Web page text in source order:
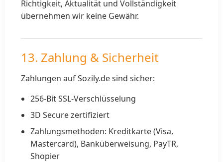
Richtigkeit, Aktualität und Vollständigkeit
übernehmen wir keine Gewähr.
13. Zahlung & Sicherheit
Zahlungen auf Sozily.de sind sicher:
256-Bit SSL-Verschlüsselung
3D Secure zertifiziert
Zahlungsmethoden: Kreditkarte (Visa,
Mastercard), Banküberweisung, PayTR,
Shopier